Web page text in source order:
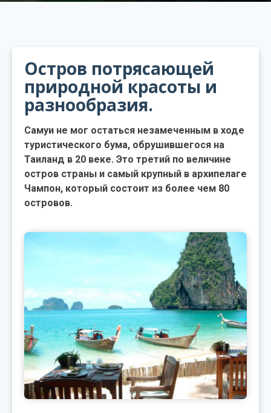
Остров потрясающей
природной красоты и
разнообразия.
Самуи не мог остаться незамеченным в ходе
туристического бума, обрушившегося на
Таиланд в 20 веке. Это третий по величине
остров страны и самый крупный в архипелаге
Чампон, который состоит из более чем 80
островов.